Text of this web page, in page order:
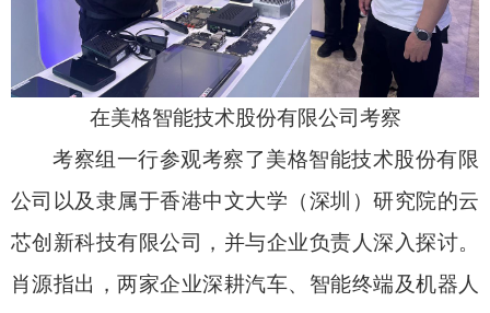
在美格智能技术股份有限公司考察
考察组一行参观考察了美格智能技术股份有限
公司以及隶属于香港中文大学（深圳）研究院的云
芯创新科技有限公司，并与企业负责人深入探讨。
肖源指出，两家企业深耕汽车、智能终端及机器人